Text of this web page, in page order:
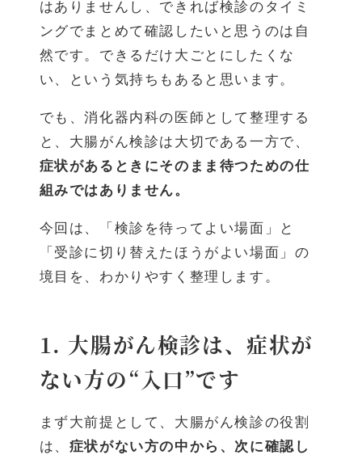
はありませんし、できれば検診のタイミ
ングでまとめて確認したいと思うのは自
然です。できるだけ大ごとにしたくな
い、という気持ちもあると思います。
でも、消化器内科の医師として整理する
と、大腸がん検診は大切である一方で、
症状があるときにそのまま待つための仕
組みではありません。
今回は、「検診を待ってよい場面」と
「受診に切り替えたほうがよい場面」の
境目を、わかりやすく整理します。
1. 大腸がん検診は、症状が
ない方の“入口”です
まず大前提として、大腸がん検診の役割
は、 症状がない方の中から、次に確認し